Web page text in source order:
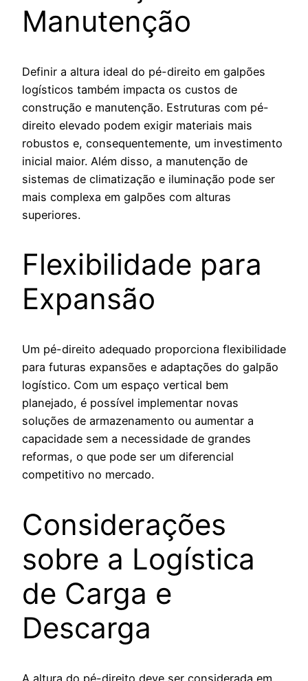
Manutenção
Definir a altura ideal do pé-direito em galpões
logísticos também impacta os custos de
construção e manutenção. Estruturas com pé-
direito elevado podem exigir materiais mais
robustos e, consequentemente, um investimento
inicial maior. Além disso, a manutenção de
sistemas de climatização e iluminação pode ser
mais complexa em galpões com alturas
superiores.
Flexibilidade para
Expansão
Um pé-direito adequado proporciona flexibilidade
para futuras expansões e adaptações do galpão
logístico. Com um espaço vertical bem
planejado, é possível implementar novas
soluções de armazenamento ou aumentar a
capacidade sem a necessidade de grandes
reformas, o que pode ser um diferencial
competitivo no mercado.
Considerações
sobre a Logística
de Carga e
Descarga
A altura do pé-direito deve ser considerada em